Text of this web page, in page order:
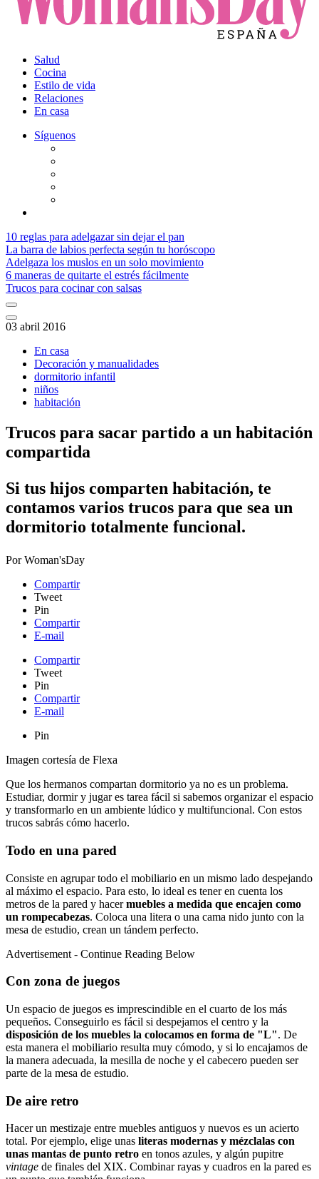
Salud
Cocina
Estilo de vida
Relaciones
En casa
Síguenos
10 reglas para adelgazar sin dejar el pan
La barra de labios perfecta según tu horóscopo
Adelgaza los muslos en un solo movimiento
6 maneras de quitarte el estrés fácilmente
Trucos para cocinar con salsas
03 abril 2016
En casa
Decoración y manualidades
dormitorio infantil
niños
habitación
Trucos para sacar partido a un habitación
compartida
Si tus hijos comparten habitación, te
contamos varios trucos para que sea un
dormitorio totalmente funcional.​
PorWoman'sDay
Compartir
Tweet
Pin
Compartir
E-mail
Compartir
Tweet
Pin
Compartir
E-mail
Pin
Imagen cortesía de Flexa
Que los hermanos compartan dormitorio ya no es un problema.
Estudiar, dormir y jugar es tarea fácil si sabemos organizar el espacio
y transformarlo en un ambiente lúdico y multifuncional. Con estos
trucos sabrás cómo hacerlo.
Todo en una pared
Consiste en agrupar todo el mobiliario en un mismo lado despejando
al máximo el espacio. Para esto, lo ideal es tener en cuenta los
metros de la pared y hacermuebles a medida que encajen como
un rompecabezas. Coloca una litera o una cama nido junto con la
mesa de estudio, crean un tándem perfecto.
Advertisement - Continue Reading Below
Con zona de juegos
Un espacio de juegos es imprescindible en el cuarto de los más
pequeños. Conseguirlo es fácil si despejamos el centro y la
disposición de los muebles la colocamos en forma de "L". De
esta manera el mobiliario resulta muy cómodo, y si lo encajamos de
la manera adecuada, la mesilla de noche y el cabecero pueden ser
parte de la mesa de estudio.
De aire retro
Hacer un mestizaje entre muebles antiguos y nuevos es un acierto
total. Por ejemplo, elige unas literas modernas y mézclalas con
unas mantas de punto retro en tonos azules, y algún pupitre
vintage de finales del XIX. Combinar rayas y cuadros en la pared es